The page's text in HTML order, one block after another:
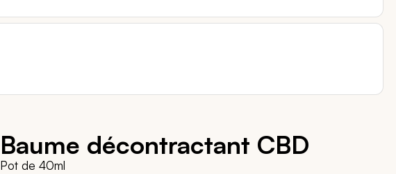
Baume décontractant CBD
Pot de 40ml